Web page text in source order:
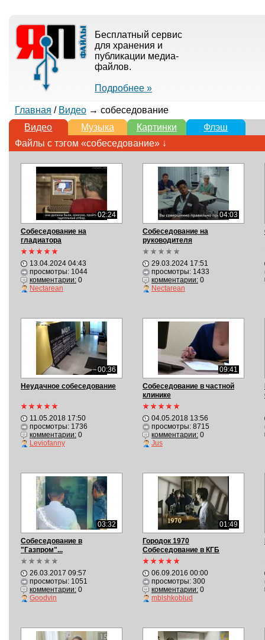
Бесплатный сервис
для хранения и
публикации медиа-
файлов.
Подробнее »
Главная / Видео→ собеседование
Видео
Музыка Картинки
Флэш
Файлы с тэгом «собеседование» ↓
02:24
Собеседование на
гладиатора
13.04.2024 04:43
просмотры: 1044
комментарии:0
Nectarean
04:03
Собеседование на
руководителя
29.03.2024 17:51
просмотры: 1433
комментарии:0
Nectarean
00:36
Неудачное собеседование
11.05.2018 17:50
просмотры: 1736
комментарии:0
Leviofanny
09:41
Собеседование в частной
клинике
04.05.2018 13:56
просмотры: 8715
комментарии:0
Jus
03:32
Собеседование в
"Газпром"...
26.03.2017 09:57
просмотры: 1051
комментарии:0
Gооdvin
01:49
Городок 1970
Собеседование в КГБ
06.09.2016 00:00
просмотры: 300
комментарии:0
mblshkoblud